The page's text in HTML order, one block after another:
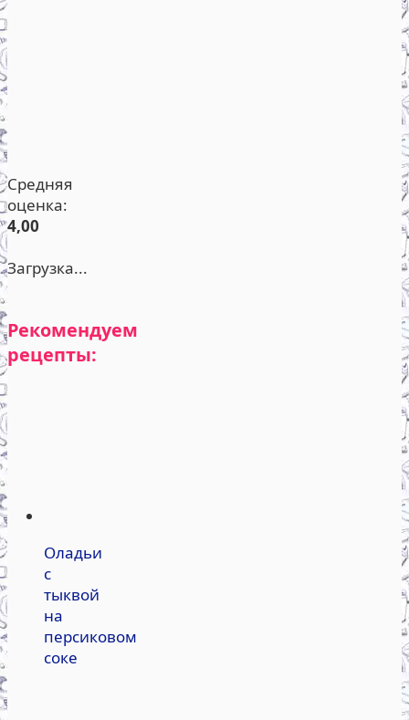
Средняя
оценка:
4,00
Загрузка...
Рекомендуем
рецепты:
Оладьи
с
тыквой
на
персиковом
соке